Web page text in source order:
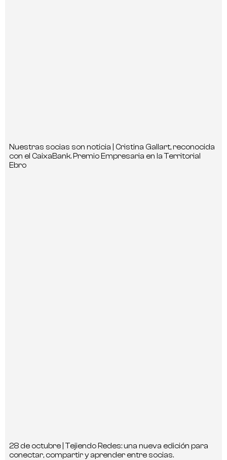
Nuestras socias son noticia | Cristina Gallart, reconocida
con el CaixaBank. Premio Empresaria en la Territorial
Ebro
28 de octubre | Tejiendo Redes: una nueva edición para
conectar, compartir y aprender entre socias.